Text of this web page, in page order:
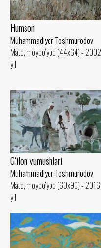
Humson
Muhammadiyor Toshmurodov
Mato, moybo‘yoq (44x64) - 2002
yil
G‘ilon yumushlari
Muhammadiyor Toshmurodov
Mato, moybo‘yoq (60x90) - 2016
yil